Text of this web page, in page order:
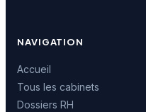
NAVIGATION
Accueil
Tous les cabinets
Dossiers RH